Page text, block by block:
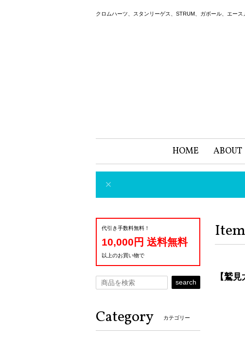
クロムハーツ、スタンリーゲス、STRUM、ガボール、エー
HOME ABOUT
Item
【鷲
代引き手数料無料！
10,000円 送料無料
以上のお買い物で
search
Category カテゴリー